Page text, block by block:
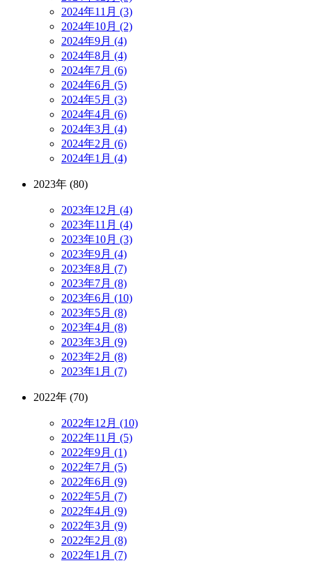
2024年11月 (3)
2024年10月 (2)
2024年9月 (4)
2024年8月 (4)
2024年7月 (6)
2024年6月 (5)
2024年5月 (3)
2024年4月 (6)
2024年3月 (4)
2024年2月 (6)
2024年1月 (4)
2023年 (80)
2023年12月 (4)
2023年11月 (4)
2023年10月 (3)
2023年9月 (4)
2023年8月 (7)
2023年7月 (8)
2023年6月 (10)
2023年5月 (8)
2023年4月 (8)
2023年3月 (9)
2023年2月 (8)
2023年1月 (7)
2022年 (70)
2022年12月 (10)
2022年11月 (5)
2022年9月 (1)
2022年7月 (5)
2022年6月 (9)
2022年5月 (7)
2022年4月 (9)
2022年3月 (9)
2022年2月 (8)
2022年1月 (7)